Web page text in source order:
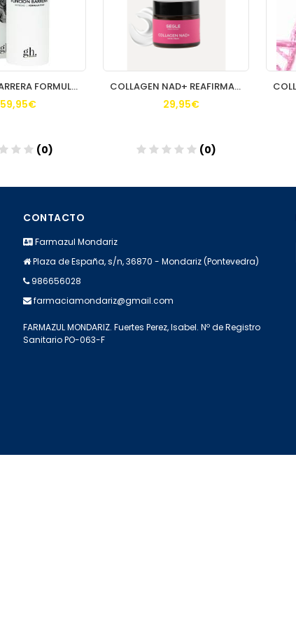
FUNCION BARRERA FORMULA PLUS GH 80 ML
59,95€
(0)
COLLAGEN NAD+ REAFIRMANTE REDENSIFICANTE SEGLE
29,95€
(0)
CONTACTO
Farmazul Mondariz
Plaza de España, s/n, 36870 - Mondariz (Pontevedra)
986656028
farmaciamondariz@gmail.com
FARMAZUL MONDARIZ. Fuertes Perez, Isabel. Nº de Registro
Sanitario PO-063-F